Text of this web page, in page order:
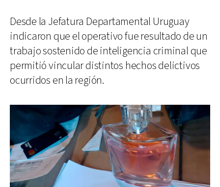
Desde la Jefatura Departamental Uruguay
indicaron que el operativo fue resultado de un
trabajo sostenido de inteligencia criminal que
permitió vincular distintos hechos delictivos
ocurridos en la región.